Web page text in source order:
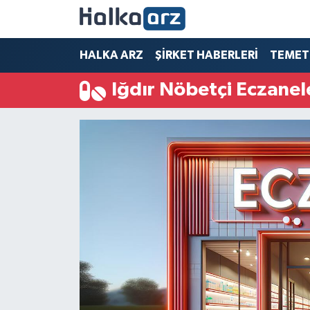
HALKA ARZ ŞİRKET HABERLERİ
Iğdır Nöbetçi
HALKA ARZ
SERMAYE ARTIRIMI
ŞİRKET HABERLERİ